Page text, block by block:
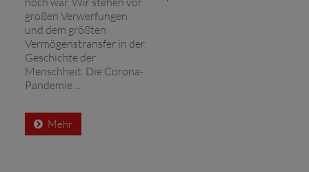
großen Verwerfungen
und dem größten
Vermögenstransfer in der
Geschichte der
Menschheit. Die Corona-
Pandemie ...
Mehr